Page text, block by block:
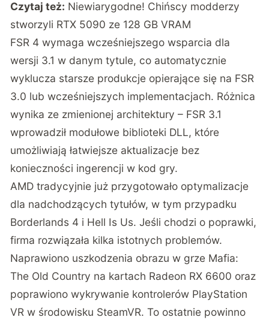
Czytaj też: Niewiarygodne! Chińscy modderzy
stworzyli RTX 5090 ze 128 GB VRAM
FSR 4 wymaga wcześniejszego wsparcia dla
wersji 3.1 w danym tytule, co automatycznie
wyklucza starsze produkcje opierające się na FSR
3.0 lub wcześniejszych implementacjach. Różnica
wynika ze zmienionej architektury – FSR 3.1
wprowadził modułowe biblioteki DLL, które
umożliwiają łatwiejsze aktualizacje bez
konieczności ingerencji w kod gry.
AMD tradycyjnie już przygotowało optymalizacje
dla nadchodzących tytułów, w tym przypadku
Borderlands 4 i Hell Is Us. Jeśli chodzi o poprawki,
firma rozwiązała kilka istotnych problemów.
Naprawiono uszkodzenia obrazu w grze Mafia:
The Old Country na kartach Radeon RX 6600 oraz
poprawiono wykrywanie kontrolerów PlayStation
VR w środowisku SteamVR. To ostatnie powinno